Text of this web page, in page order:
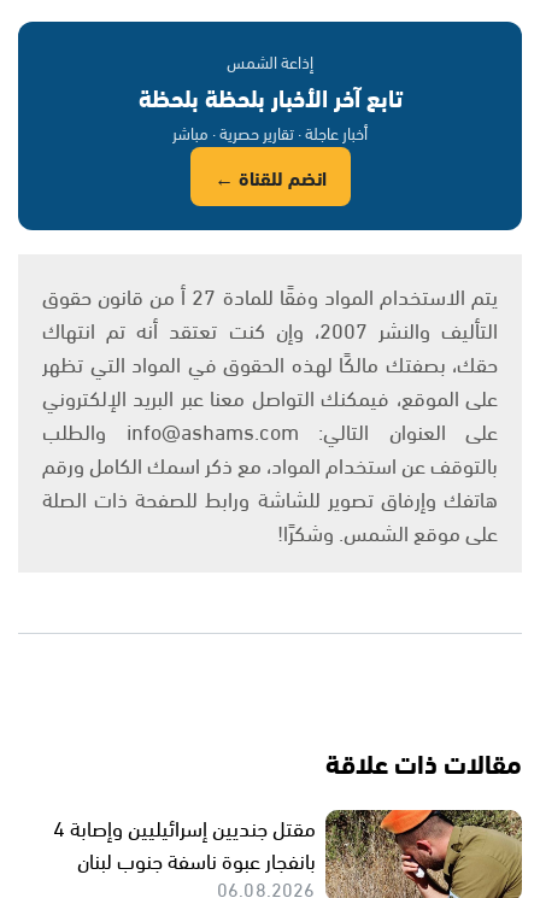
إذاعة الشمس
تابع آخر الأخبار بلحظة بلحظة
أخبار عاجلة · تقارير حصرية · مباشر
انضم للقناة ←
يتم الاستخدام المواد وفقًا للمادة 27 أ من قانون حقوق
التأليف والنشر 2007، وإن كنت تعتقد أنه تم انتهاك
حقك، بصفتك مالكًا لهذه الحقوق في المواد التي تظهر
على الموقع، فيمكنك التواصل معنا عبر البريد الإلكتروني
على العنوان التالي: info@ashams.com والطلب
بالتوقف عن استخدام المواد، مع ذكر اسمك الكامل ورقم
هاتفك وإرفاق تصوير للشاشة ورابط للصفحة ذات الصلة
على موقع الشمس. وشكرًا!
مقالات ذات علاقة
مقتل جنديين إسرائيليين وإصابة 4
بانفجار عبوة ناسفة جنوب لبنان
06.08.2026